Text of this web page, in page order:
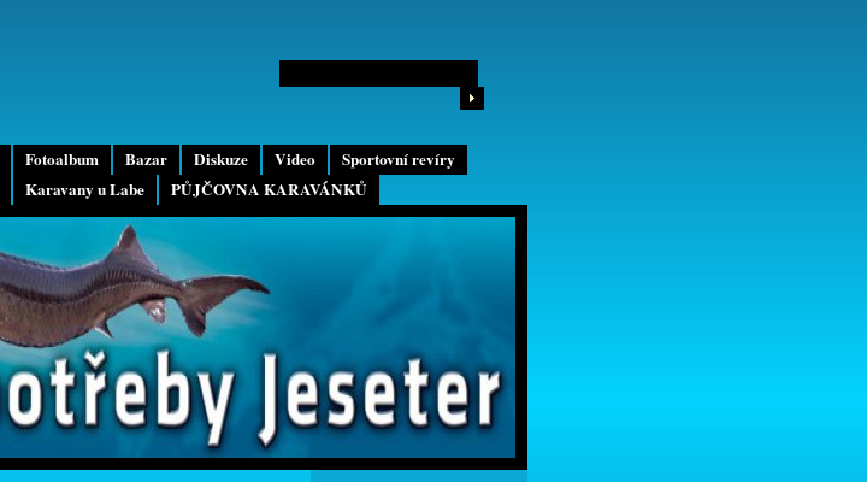
Fotoalbum Bazar Diskuze Video
Sportovní revíry
Karavany u Labe PŮJČOVNA KARAVÁNKŮ